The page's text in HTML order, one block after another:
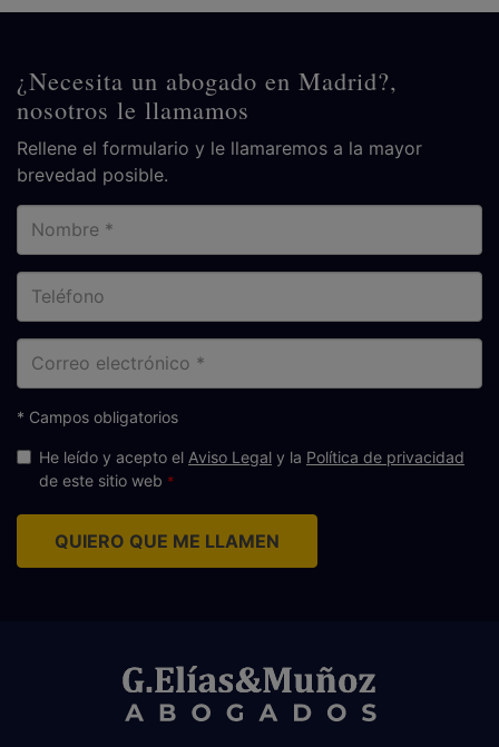
¿Necesita un abogado en Madrid?,
nosotros le llamamos
Rellene el formulario y le llamaremos a la mayor
brevedad posible.
electrónico
* Campos obligatorios
He leído y acepto el Aviso Legal y la Política de privacidad
de este sitio web
QUIERO QUE ME LLAMEN